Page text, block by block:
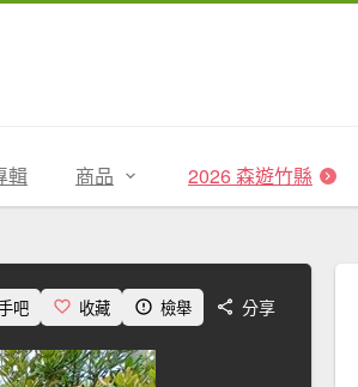
輯 商品 2026 森遊竹縣
吧 收藏 檢舉 分享